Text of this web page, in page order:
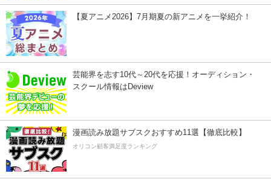
【夏アニメ2026】7月期夏の新アニメを一挙紹介！
芸能界を志す10代～20代を応援！オーディション・
スクール情報はDeview
漫画読み放題サブスクおすすめ11選【徹底比較】
オリコン顧客満足度ランキング